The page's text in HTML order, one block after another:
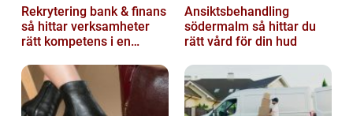
Rekrytering bank & finans
så hittar verksamheter
rätt kompetens i en
Ansiktsbehandling
södermalm så hittar du
rätt vård för din hud